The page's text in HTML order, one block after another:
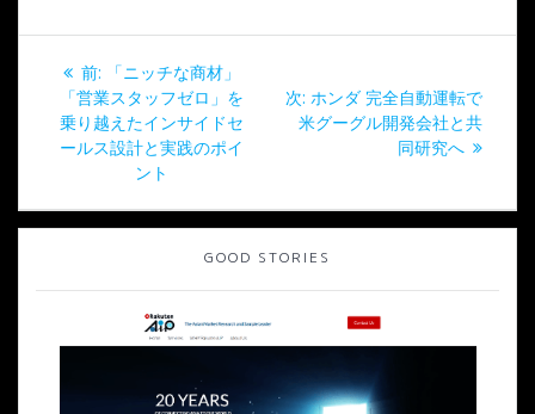
ビ
ー
前:
過
去
の
投
「ニッチな商材」
「営業スタッフゼロ」を
乗り越えたインサイドセ
ールス設計と実践のポイ
ント
次: 次
の
ホンダ 完全自動運転で
米グーグル開発会社と共
同研究へ
GOOD STORIES